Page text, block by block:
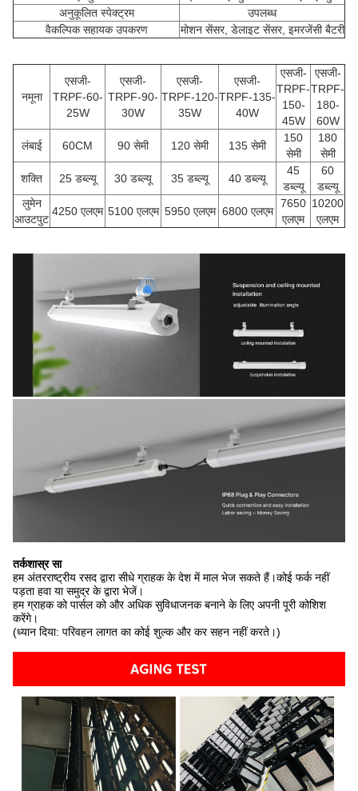
अनुकूलित स्पेक्ट्रम
उपलब्ध
वैकल्पिक सहायक उपकरण
मोशन सेंसर, डेलाइट सेंसर, इमरजेंसी बैटरी
नमूना
एसजी-
TRPF-60-
25W
एसजी-
TRPF-90-
30W
एसजी-
TRPF-120-
35W
एसजी-
TRPF-135-
40W
एसजी-
TRPF-
150-
45W
एसजी-
TRPF-
180-
60W
लंबाई
60CM 90 सेमी 120 सेमी 135 सेमी
150
सेमी
180
सेमी
शक्ति
25 डब्ल्यू 30 डब्ल्यू 35 डब्ल्यू 40 डब्ल्यू
45
डब्ल्यू
60
डब्ल्यू
लुमेन
आउटपुट
4250 एलएम 5100 एलएम 5950 एलएम 6800 एलएम
7650
एलएम
10200
एलएम
तर्कशास्र सा
हम अंतरराष्ट्रीय रसद द्वारा सीधे ग्राहक के देश में माल भेज सकते हैं।कोई फर्क नहीं
पड़ता हवा या समुद्र के द्वारा भेजें।
हम ग्राहक को पार्सल को और अधिक सुविधाजनक बनाने के लिए अपनी पूरी कोशिश
करेंगे।
(ध्यान दिया: परिवहन लागत का कोई शुल्क और कर सहन नहीं करते।)